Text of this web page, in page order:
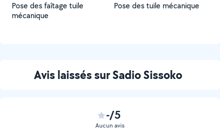
Pose des faîtage tuile
mécanique
Pose des tuile mécanique
Avis laissés sur Sadio Sissoko
-/5
Aucun avis